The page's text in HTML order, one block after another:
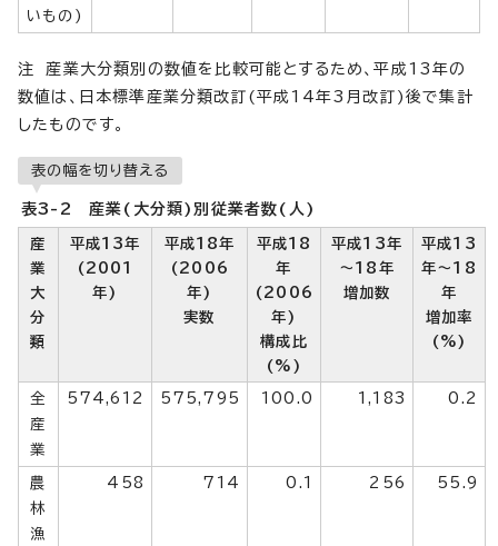
いもの)
注 産業大分類別の数値を比較可能とするため、平成13年の
数値は、日本標準産業分類改訂(平成14年3月改訂)後で集計
したものです。
表の幅を切り替える
表3-2 産業(大分類)別従業者数(人)
産
業
大
分
類
平成13年
(2001
年)
平成18年
(2006
年)
実数
平成18
年
(2006
年)
構成比
(%)
平成13年
～18年
増加数
平成13
年～18
年
増加率
(%)
全
産
業
574,612 575,795 100.0 1,183 0.2
農
林
漁
458 714 0.1 256 55.9